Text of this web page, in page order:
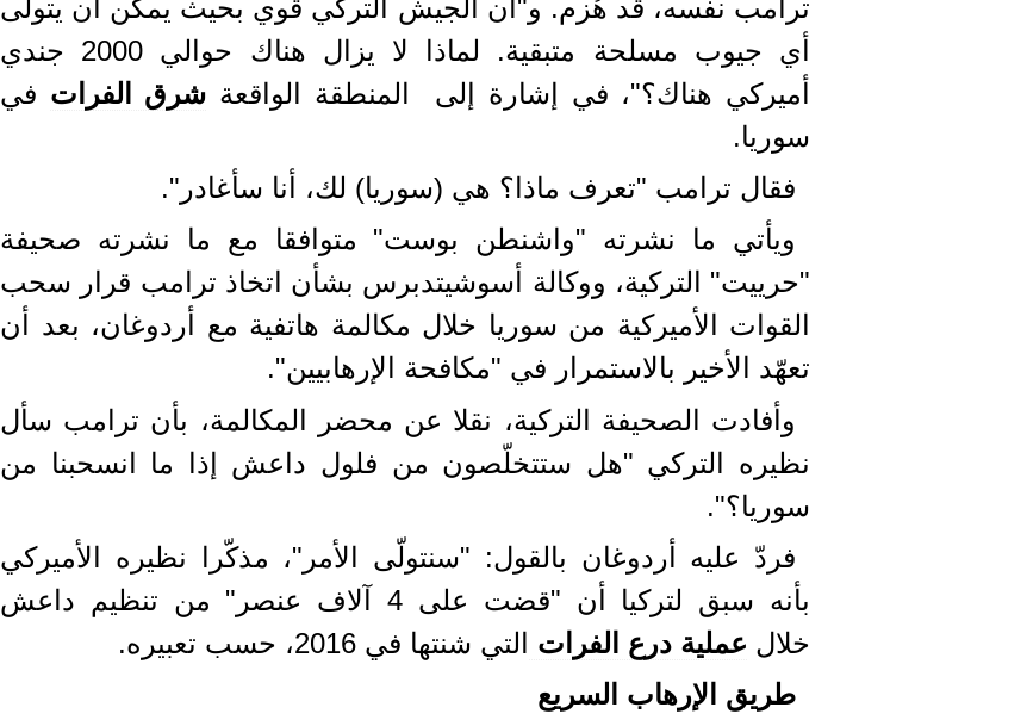
ترامب نفسه، قد هُزم. و"أن الجيش التركي قوي بحيث يمكن أن يتولى
أي جيوب مسلحة متبقية. لماذا لا يزال هناك حوالي 2000 جندي
أميركي هناك؟"، في إشارة إلى المنطقة الواقعة شرق الفرات في
سوريا.
فقال ترامب "تعرف ماذا؟ هي (سوريا) لك، أنا سأغادر".
ويأتي ما نشرته "واشنطن بوست" متوافقا مع ما نشرته صحيفة
"حرييت" التركية، ووكالة أسوشيتدبرس بشأن اتخاذ ترامب قرار سحب
القوات الأميركية من سوريا خلال مكالمة هاتفية مع أردوغان، بعد أن
تعهّد الأخير بالاستمرار في "مكافحة الإرهابيين".
وأفادت الصحيفة التركية، نقلا عن محضر المكالمة، بأن ترامب سأل
نظيره التركي "هل ستتخلّصون من فلول داعش إذا ما انسحبنا من
سوريا؟".
فردّ عليه أردوغان بالقول: "سنتولّى الأمر"، مذكّرا نظيره الأميركي
بأنه سبق لتركيا أن "قضت على 4 آلاف عنصر" من تنظيم داعش
خلال عملية درع الفرات التي شنتها في 2016، حسب تعبيره.
طريق الإرهاب السريع